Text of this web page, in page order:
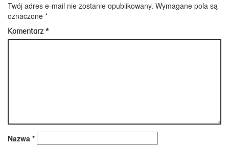
Twój adres e-mail nie zostanie opublikowany. Wymagane pola są
oznaczone *
Komentarz*
Nazwa *